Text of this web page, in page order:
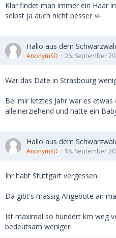
Klar findet man immer ein Haar
selbst ja auch nicht besser 🤏
Hallo aus dem
AnonymSD 26. September
War das Date in Strasbourg
Bei mir letztes Jahr war es
alleinerziehend und hatte ein
Hallo aus dem
AnonymSD 18. September
Ihr habt Stuttgart vergessen.
Da gibt's massig Angebote an
Ist maximal so hundert km weg
bedeutsam weniger.